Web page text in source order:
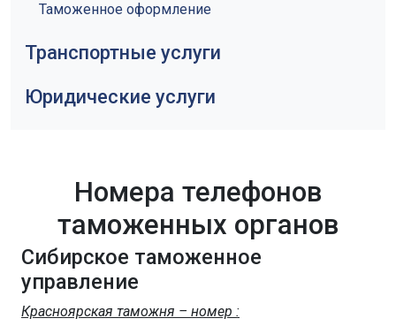
Таможенное оформление
Транспортные услуги
Юридические услуги
Номера телефонов
таможенных органов
Сибирское таможенное
управление
Красноярская таможня – номер :